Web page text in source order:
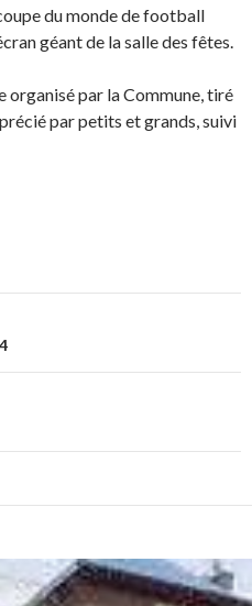
du monde de football
géant de la salle des fêtes.
organisé par la Commune, tiré
par petits et grands, suivi